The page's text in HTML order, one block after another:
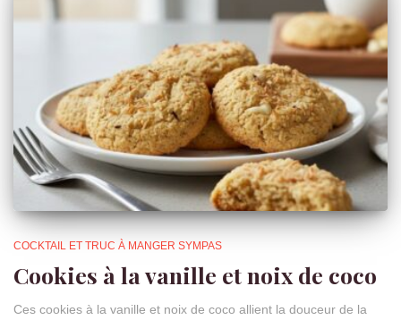
COCKTAIL ET TRUC À MANGER SYMPAS
Cookies à la vanille et noix de coco
Ces cookies à la vanille et noix de coco allient la douceur de la